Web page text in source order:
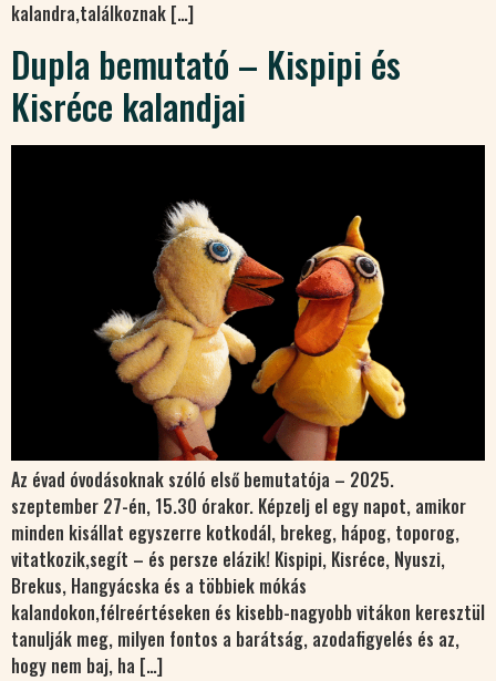
kalandra,találkoznak […]
Dupla bemutató – Kispipi és
Kisréce kalandjai
Az évad óvodásoknak szóló első bemutatója – 2025.
szeptember 27-én, 15.30 órakor. Képzelj el egy napot, amikor
minden kisállat egyszerre kotkodál, brekeg, hápog, toporog,
vitatkozik,segít – és persze elázik! Kispipi, Kisréce, Nyuszi,
Brekus, Hangyácska és a többiek mókás
kalandokon,félreértéseken és kisebb-nagyobb vitákon keresztül
tanulják meg, milyen fontos a barátság, azodafigyelés és az,
hogy nem baj, ha […]